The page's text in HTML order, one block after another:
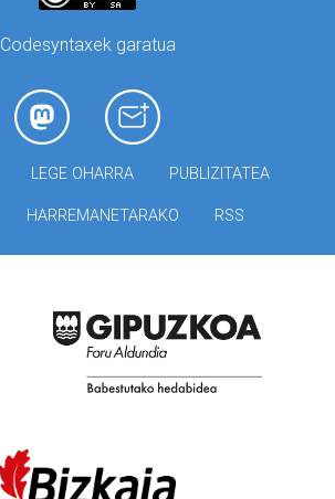
Codesyntaxek garatua
LEGE OHARRA PUBLIZITATEA
HARREMANETARAKO RSS